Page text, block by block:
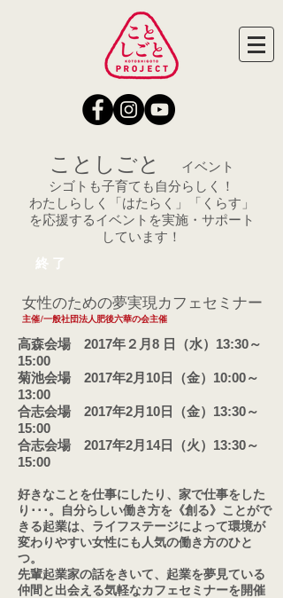
ことしごと
イベント
シゴトも子育ても自分らしく！
​わたしらしく「はたらく」「くらす」
を応援するイベントを実施・サポート
しています！
終 了
​女性のための夢実現カフェセミナー
主催/一般社団法人肥後六華の会主催
高森会場 2017年２月8 日（水）13:30～
15:00
菊池会場 2017年2月10日（金）10:00～
13:00
合志会場 2017年2月10日（金）13:30～
15:00
​合志会場 2017年2月14日（火）13:30～
15:00
好きなことを仕事にしたり、家で仕事をした
り･･･。自分らしい働き方を《創る》ことがで
きる起業は、ライフステージによって環境が
変わりやすい女性にも人気の働き方のひと
つ。
先輩起業家の話をきいて、起業を夢見ている
仲間と出会える気軽なカフェセミナーを開催